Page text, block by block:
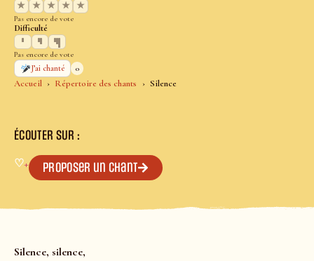
Accueil Répertoire des chants Silence
★
★ ★ ★ ★
Pas encore de vote
Difficulté
Pas encore de vote
J’ai chanté
0
ÉCOUTER SUR :
♡+ Proposer un chant
Silence, silence,